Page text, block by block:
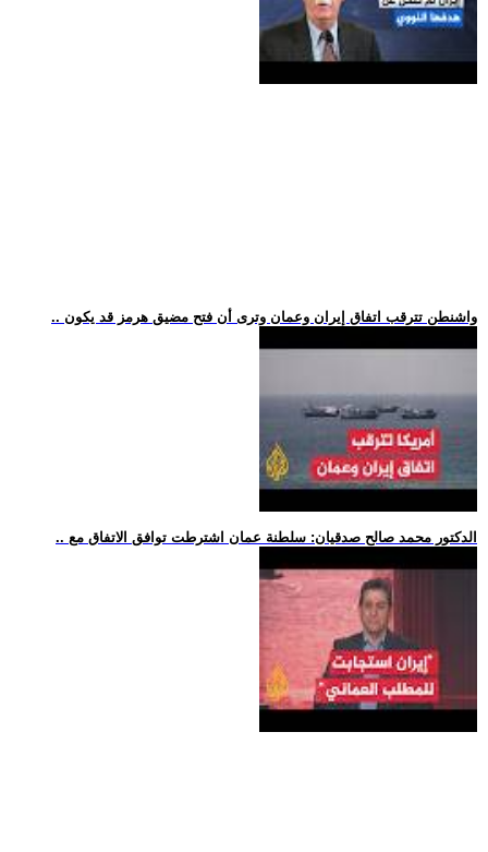
.. واشنطن تترقب اتفاق إيران وعمان وترى أن فتح مضيق هرمز قد يكون
.. الدكتور محمد صالح صدقيان: سلطنة عمان اشترطت توافق الاتفاق مع